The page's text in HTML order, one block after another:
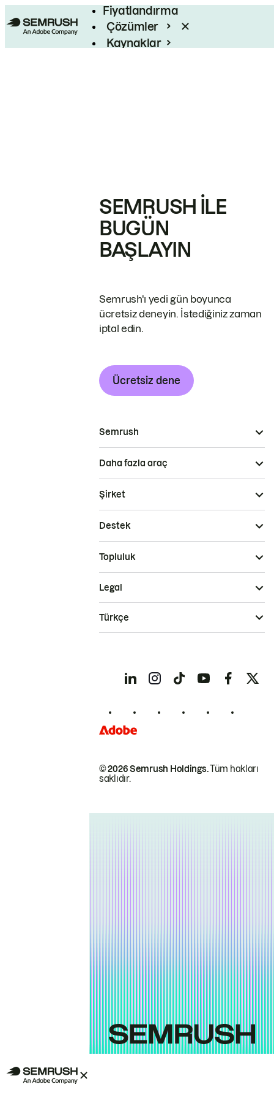
Fiyatlandırma
Çözümler
Kaynaklar
SEMRUSH ILE
BUGÜN
BAŞLAYIN
Semrush'ı yedi gün boyunca
ücretsiz deneyin. İstediğiniz zaman
iptal edin.
Ücretsiz dene
Semrush
Daha fazla araç
Şirket
Destek
Topluluk
© 2026 Semrush Holdings.Tüm hakları
saklıdır.
Legal
Türkçe